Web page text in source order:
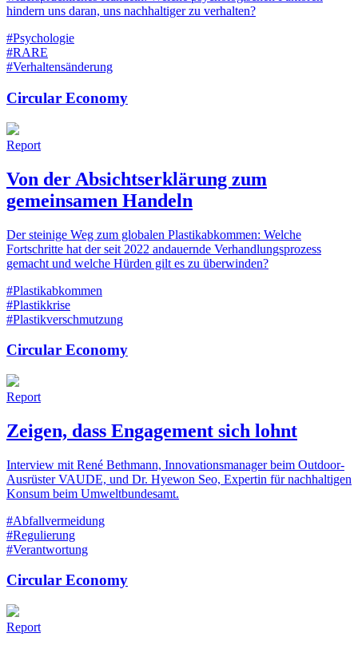
hindern uns daran, uns nachhaltiger zu verhalten?
#Psychologie
#RARE
#Verhaltensänderung
Circular Economy
Report
Von der Absichtserklärung zum
gemeinsamen Handeln
Der steinige Weg zum globalen Plastikabkommen: Welche
Fortschritte hat der seit 2022 andauernde Verhandlungsprozess
gemacht und welche Hürden gilt es zu überwinden?
#Plastikabkommen
#Plastikkrise
#Plastikverschmutzung
Circular Economy
Report
Zeigen, dass Engagement sich lohnt
Interview mit René Bethmann, Innovationsmanager beim Outdoor-
Ausrüster VAUDE, und Dr. Hyewon Seo, Expertin für nachhaltigen
Konsum beim Umweltbundesamt.
#Abfallvermeidung
#Regulierung
#Verantwortung
Circular Economy
Report